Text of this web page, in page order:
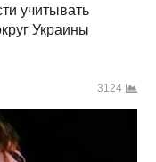
учитывать
Украины
3124